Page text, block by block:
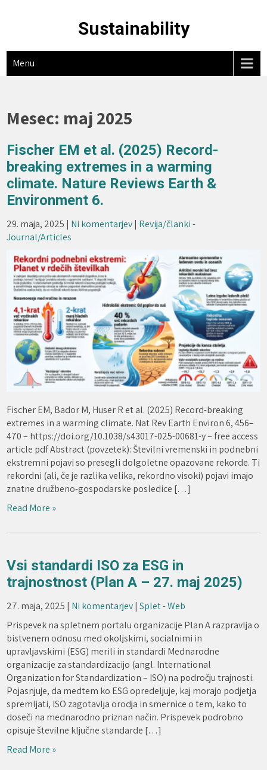
Sustainability
Menu
Mesec: maj 2025
Fischer EM et al. (2025) Record-
breaking extremes in a warming
climate. Nature Reviews Earth &
Environment 6.
29. maja, 2025 | Ni komentarjev| Revija/članki -
Journal/Articles
Fischer EM, Bador M, Huser R et al. (2025) Record-breaking
extremes in a warming climate. Nat Rev Earth Environ 6, 456–
470 – https://doi.org/10.1038/s43017-025-00681-y – free access
article pdf Abstract (povzetek): Številni vremenski in podnebni
ekstremni pojavi so presegli dolgoletne opazovane rekorde. Ti
rekordni (ali, če je razlika velika, rekordno visoki) pojavi imajo
znatne družbeno-gospodarske posledice […]
Read More »
Vsi standardi ISO za ESG in
trajnostnost (Plan A – 27. maj 2025)
27. maja, 2025 | Ni komentarjev|Splet - Web
Prispevek na spletnem portalu organizacije Plan A razpravlja o
bistvenem odnosu med okoljskimi, socialnimi in
upravljavskimi (ESG) merili in standardi Mednarodne
organizacije za standardizacijo (angl. International
Organization for Standardization – ISO) na področju trajnosti.
Pojasnjuje, da medtem ko ESG opredeljuje, kaj morajo podjetja
spremljati, ISO zagotavlja orodja in smernice o tem, kako to
doseči na mednarodno priznan način. Prispevek podrobno
opisuje številne ključne standarde […]
Read More »